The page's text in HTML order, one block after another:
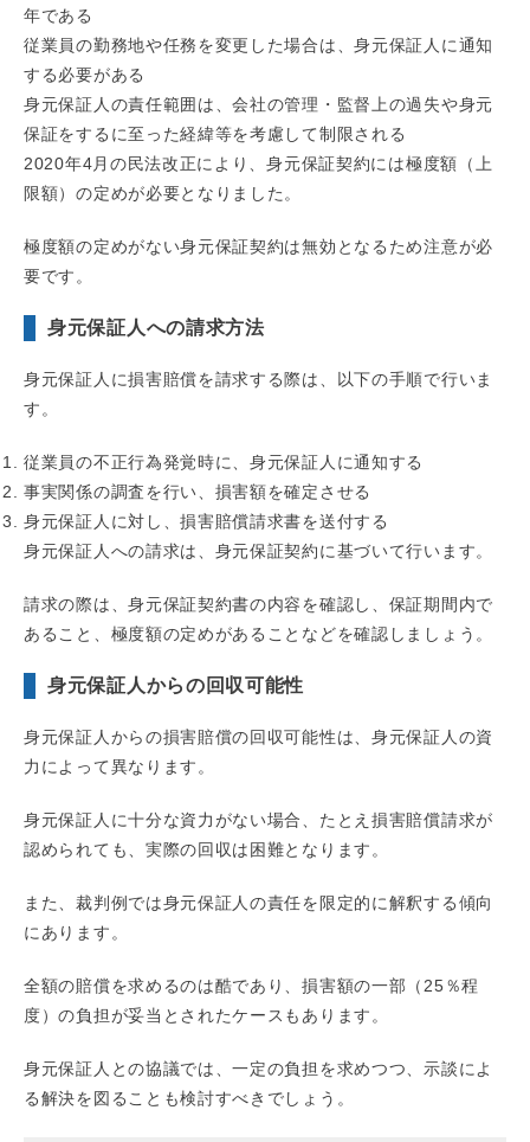
年である
従業員の勤務地や任務を変更した場合は、身元保証人に通知
する必要がある
身元保証人の責任範囲は、会社の管理・監督上の過失や身元
保証をするに至った経緯等を考慮して制限される
2020年4月の民法改正により、身元保証契約には極度額（上
限額）の定めが必要となりました。
極度額の定めがない身元保証契約は無効となるため注意が必
要です。
身元保証人への請求方法
身元保証人に損害賠償を請求する際は、以下の手順で行いま
す。
従業員の不正行為発覚時に、身元保証人に通知する
事実関係の調査を行い、損害額を確定させる
身元保証人に対し、損害賠償請求書を送付する
身元保証人への請求は、身元保証契約に基づいて行います。
請求の際は、身元保証契約書の内容を確認し、保証期間内で
あること、極度額の定めがあることなどを確認しましょう。
身元保証人からの回収可能性
身元保証人からの損害賠償の回収可能性は、身元保証人の資
力によって異なります。
身元保証人に十分な資力がない場合、たとえ損害賠償請求が
認められても、実際の回収は困難となります。
また、裁判例では身元保証人の責任を限定的に解釈する傾向
にあります。
全額の賠償を求めるのは酷であり、損害額の一部（25％程
度）の負担が妥当とされたケースもあります。
身元保証人との協議では、一定の負担を求めつつ、示談によ
る解決を図ることも検討すべきでしょう。